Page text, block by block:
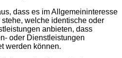
dass es im Allgemeininteresse
welche identische oder
anbieten, dass
oder Dienstleistungen
werden können.